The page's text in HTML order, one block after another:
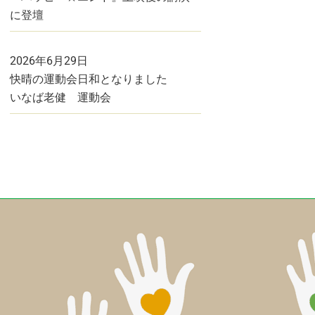
に登壇
2026年6月29日
快晴の運動会日和となりました
いなば老健 運動会